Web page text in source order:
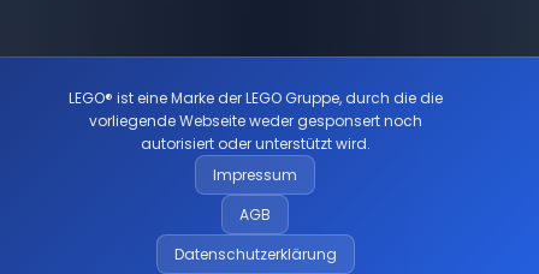
LEGO® ist eine Marke der LEGO Gruppe, durch die die
vorliegende Webseite weder gesponsert noch
autorisiert oder unterstützt wird.
Impressum
AGB
Datenschutzerklärung